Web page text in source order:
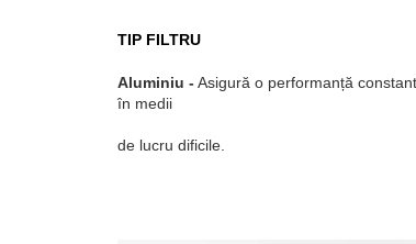
TIP FILTRU
Aluminiu - Asigură o performanță
în medii
de lucru dificile